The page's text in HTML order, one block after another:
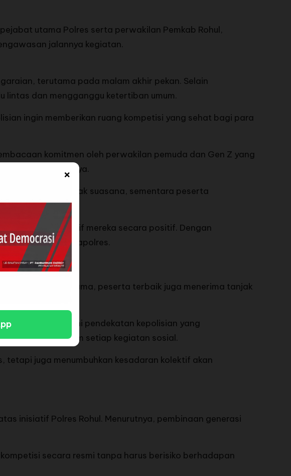
×
utama Polres serta perwakilan Pemkab Rohul,
jalannya kegiatan.
terutama pada malam akhir pekan. Selain
lintas dan mengganggu ketertiban umum.
ingin memberikan ruang kompetisi yang sehat bagi para
komitmen oleh perwakilan pemuda dan Gen Z yang
liar di jalan raya.
semarak suasana, sementara peserta
kompetitif mereka secara positif. Dengan
ditekan,” ujar Kapolres.
Selain hadiah utama, peserta terbaik juga menerima tanjak
Polda Riau, yakni pendekatan kepolisian yang
masyarakat dalam setiap kegiatan sosial.
juga menumbuhkan kesadaran kolektif akan
inisiatif Polres Rohul. Menurutnya, pembinaan generasi
secara resmi tanpa harus berisiko berhadapan